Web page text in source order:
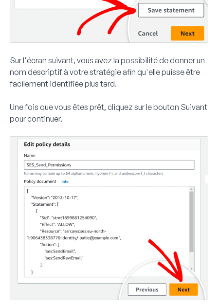
Sur l'écran suivant, vous avez la possibilité de donner un
nom descriptif à votre stratégie afin qu'elle puisse être
facilement identifiée plus tard.
Une fois que vous êtes prêt, cliquez sur le bouton Suivant
pour continuer.